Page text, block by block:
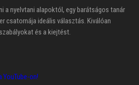
a nyelvtani alapoktól, egy barátságos tanár
csatornája ideális választás. Kiválóan
és a kiejtést.
YouTube-on!